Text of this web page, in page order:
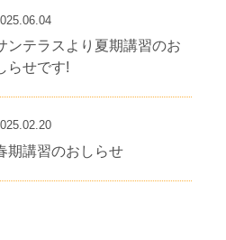
ンテラスより夏期講習のお
らせです!
期講習のおしらせ